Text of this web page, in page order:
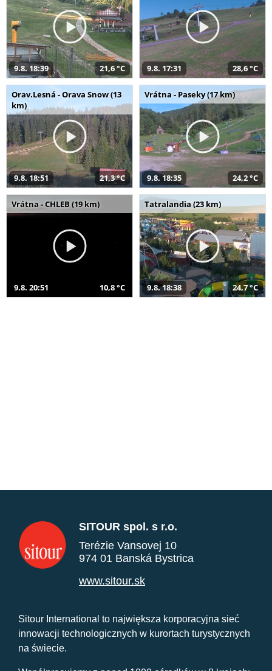
9.8. 18:39 21,6 °C 9.8. 17:31 28,6 °C
Orav.Lesná - Orava Snow (13
km)
9.8. 18:51 21,3 °C
Vrátna - Paseky (17 km)
9.8. 18:35 24,2 °C
Vrátna - CHLEB (19 km)
9.8. 20:51 10,8 °C
Tatralandia (23 km)
9.8. 18:38 24,7 °C
SITOUR spol. s r.o.
Terézie Vansovej 10
974 01 Banská Bystrica
www.sitour.sk
Sitour International to największa korporacyjna sieć
innowacji technologicznych w kurortach turystycznych
na świecie.